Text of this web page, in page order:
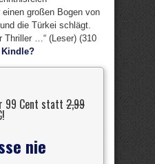
großen Bogen von
die Türkei schlägt.
Thriller …“ (Leser) (310
99 Cent statt 2,99
!
nie